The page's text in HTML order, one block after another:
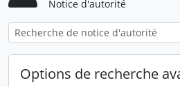
Notice d'autorité
Options de recherche